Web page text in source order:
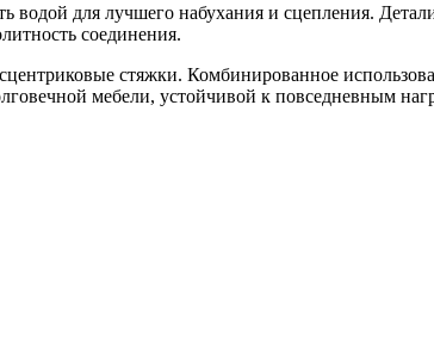
для лучшего набухания и сцепления.
соединения.
стяжки. Комбинированное
мебели, устойчивой к повседневным